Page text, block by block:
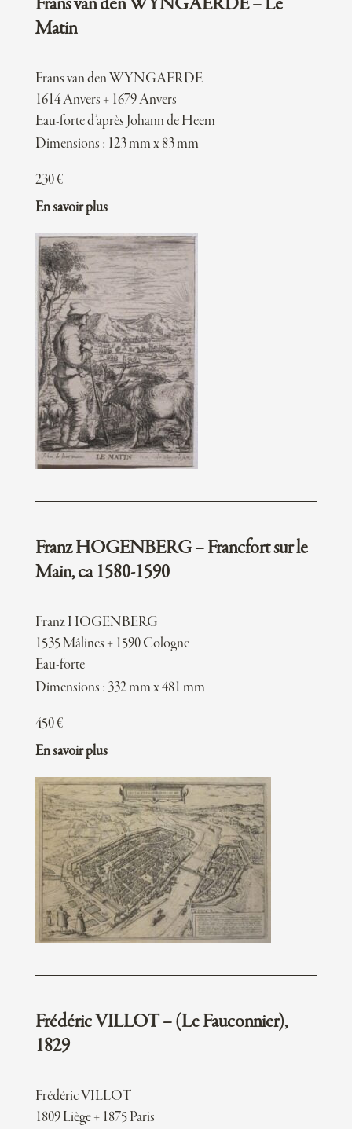
Frans van den WYNGAERDE – Le
Matin
Frans van den WYNGAERDE
1614 Anvers + 1679 Anvers
Eau-forte d’après Johann de Heem
Dimensions : 123 mm x 83 mm
230€
En savoir plus
Franz HOGENBERG – Francfort sur le
Main, ca 1580-1590
Franz HOGENBERG
1535 Mâlines + 1590 Cologne
Eau-forte
Dimensions : 332 mm x 481 mm
450€
En savoir plus
Frédéric VILLOT – (Le Fauconnier),
1829
Frédéric VILLOT
1809 Liège + 1875 Paris